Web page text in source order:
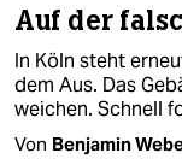
Auf der
In Köln steht
dem Aus. Das
weichen. Schnell
Von Benjamin